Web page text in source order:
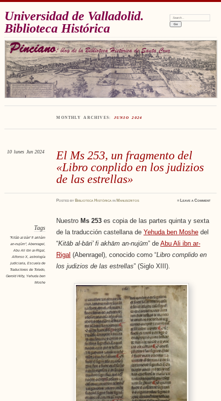
Universidad de Valladolid.
Biblioteca Histórica
Search:
MONTHLY ARCHIVES: JUNIO 2024
El Ms 253, un fragmento del
«Libro conplido en los judizios
de las estrellas»
10 lunes Jun 2024
Postedby Biblioteca Histórica in Manuscritos ≈ Leave a Comment
Tags
"Kitāb al-bāri' fi akhām
an-nujūm", Abenragel,
Abu Ali ibn ar-Rigal,
Alfonso X, astrología
judiciaria, Escuela de
Traductores de Toledo,
Gerold Hilty, Yehuda ben
Moshe
Nuestro Ms 253es copia de las partes quinta y sexta
de la traducción castellana de Yehuda ben Moshedel
“Kitāb al-bāri’ fi akhām an-nujūm” de Abu Ali ibn ar-
Rigal (Abenragel), conocido como “Libro complido en
los judizios de las estrellas” (Siglo XIII).